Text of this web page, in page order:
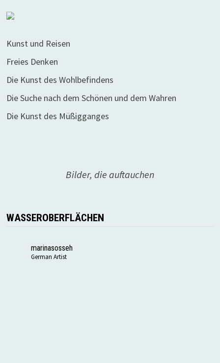
Kunst und Reisen
Freies Denken
Die Kunst des Wohlbefindens
Die Suche nach dem Schönen und dem Wahren
Die Kunst des Müßigganges
Bilder, die auftauchen
WASSEROBERFLÄCHEN
marinasosseh
German Artist